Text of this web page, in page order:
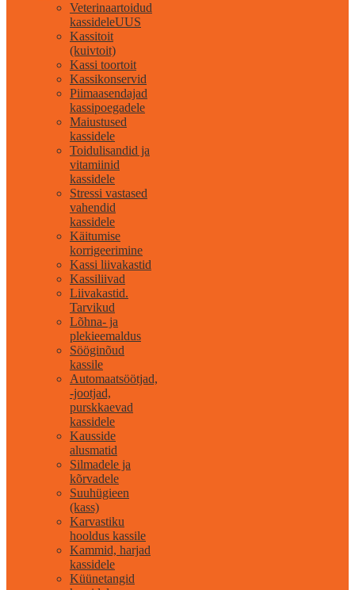
Veterinaartoidud
kassideleUUS
Kassitoit
(kuivtoit)
Kassi toortoit
Kassikonservid
Piimaasendajad
kassipoegadele
Maiustused
kassidele
Toidulisandid ja
vitamiinid
kassidele
Stressi vastased
vahendid
kassidele
Käitumise
korrigeerimine
Kassi liivakastid
Kassiliivad
Liivakastid.
Tarvikud
Lõhna- ja
plekieemaldus
Sööginõud
kassile
Automaatsöötjad,
-jootjad,
purskkaevad
kassidele
Kausside
alusmatid
Silmadele ja
kõrvadele
Suuhügieen
(kass)
Karvastiku
hooldus kassile
Kammid, harjad
kassidele
Küünetangid